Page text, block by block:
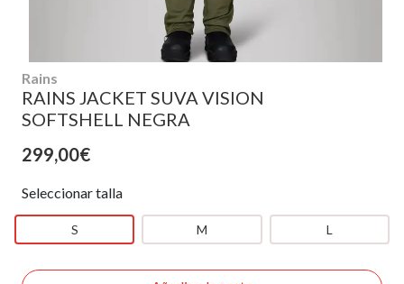
Rains
RAINS JACKET SUVA VISION
SOFTSHELL NEGRA
299,00€
Seleccionar talla
S M L